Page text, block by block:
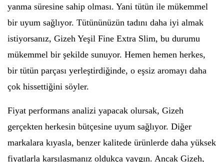
yanma süresine sahip olması. Yani tütün ile mükemmel
bir uyum sağlıyor. Tütününüzün tadını daha iyi almak
istiyorsanız, Gizeh Yeşil Fine Extra Slim, bu durumu
mükemmel bir şekilde sunuyor. Hemen hemen herkes,
bir tütün parçası yerleştirdiğinde, o eşsiz aromayı daha
çok hissettiğini söyler.
Fiyat performans analizi yapacak olursak, Gizeh
gerçekten herkesin bütçesine uyum sağlıyor. Diğer
markalara kıyasla, benzer kalitede ürünlerde daha yüksek
fiyatlarla karşılaşmanız oldukça yaygın. Ancak Gizeh,